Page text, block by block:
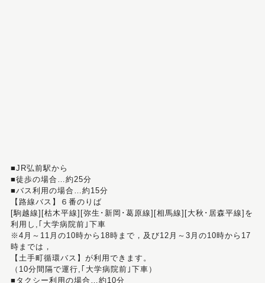
■JR弘前駅から
■徒歩の場合…約25分
■バス利用の場合…約15分
【路線バス】６番のりば
[駒越線][枯木平線][弥生･新岡･葛原線][相馬線][大秋･居森平線]を
利用し,｢大学病院前｣下車
※4月～11月の10時から18時まで，及び12月～3月の10時から17
時までは，
【土手町循環バス】が利用できます。
（10分間隔で運行,｢大学病院前｣下車）
■タクシー利用の場合…約10分